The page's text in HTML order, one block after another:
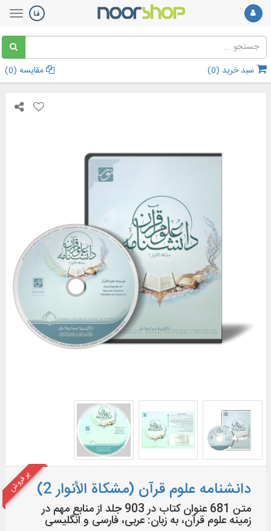
سبد خرید (0
) مقایسه (0
)
پر فروش دانشنامه علوم قرآن (مشکاة الأنوار 2)
متن 681 عنوان کتاب در 903 جلد از منابع مهم در
زمينه علوم قرآن، به زبان: عربی، فارسی و انگلیسی